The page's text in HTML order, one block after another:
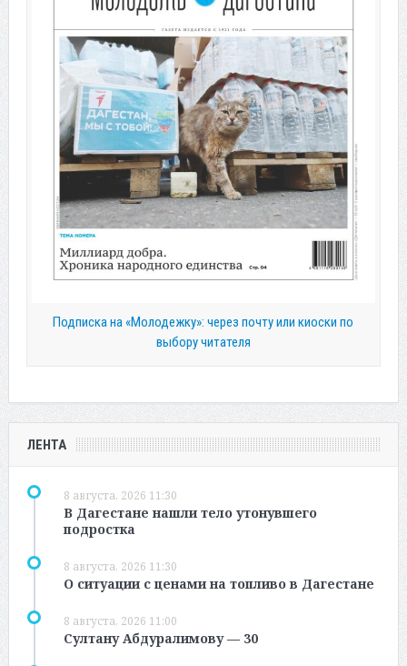
Подписка на «Молодежку»: через почту или киоски по
выбору читателя
ЛЕНТА
8 августа, 2026 11:30
В Дагестане нашли тело утонувшего
подростка
8 августа, 2026 11:30
О ситуации с ценами на топливо в Дагестане
8 августа, 2026 11:00
Султану Абдуралимову — 30